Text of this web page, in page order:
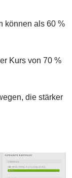
können als 60 %
Kurs von 70 %
die stärker